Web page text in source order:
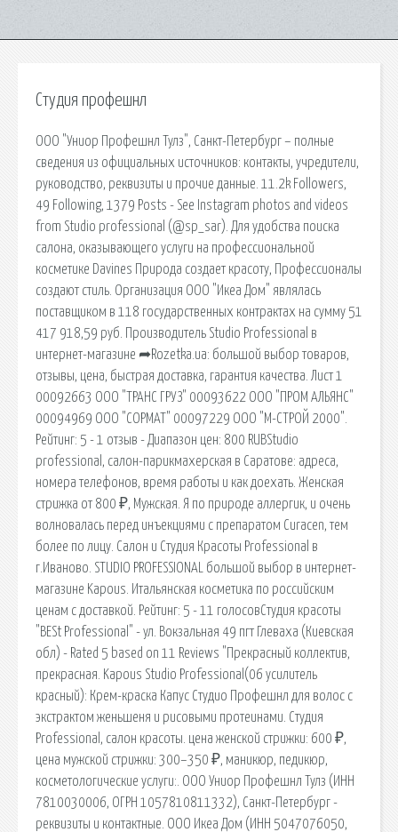
Студия профешнл
ООО "Униор Профешнл Тулз", Санкт-Петербург – полные
сведения из официальных источников: контакты, учредители,
руководство, реквизиты и прочие данные. 11.2k Followers,
49 Following, 1379 Posts - See Instagram photos and videos
from Studio professional (@sp_sar). Для удобства поиска
салона, оказывающего услуги на профессиональной
косметике Davines Природа создает красоту, Профессионалы
создают стиль. Организация ООО "Икеа Дом" являлась
поставщиком в 118 государственных контрактах на сумму 51
417 918,59 руб. Производитель Studio Professional в
интернет-магазине ➦Rozetka.ua: большой выбор товаров,
отзывы, цена, быстрая доставка, гарантия качества. Лист 1
00092663 ООО "ТРАНС ГРУЗ" 00093622 ООО "ПРОМ АЛЬЯНС"
00094969 ООО "СОРМАТ" 00097229 ООО "М-СТРОЙ 2000".
Рейтинг: 5 - 1 отзыв - Диапазон цен: 800 RUBStudio
professional, салон-парикмахерская в Саратове: адреса,
номера телефонов, время работы и как доехать. Женская
стрижка от 800 ₽, Мужская. Я по природе аллергик, и очень
волновалась перед инъекциями с препаратом Curacen, тем
более по лицу. Салон и Студия Красоты Professional в
г.Иваново. STUDIO PROFESSIONAL большой выбор в интернет-
магазине Kapous. Итальянская косметика по российским
ценам с доставкой. Рейтинг: 5 - 11 голосовСтудия красоты
"BESt Professional" - ул. Вокзальная 49 пгт Глеваха (Киевская
обл) - Rated 5 based on 11 Reviews "Прекрасный коллектив,
прекрасная. Kapous Studio Professional(06 усилитель
красный): Крем-краска Капус Студио Профешнл для волос с
экстрактом женьшеня и рисовыми протеинами. Студия
Professional, салон красоты. цена женской стрижки: 600 ₽,
цена мужской стрижки: 300–350 ₽, маникюр, педикюр,
косметологические услуги:. ООО Униор Профешнл Тулз (ИНН
7810030006, ОГРН 1057810811332), Санкт-Петербург -
реквизиты и контактные. ООО Икеа Дом (ИНН 5047076050,